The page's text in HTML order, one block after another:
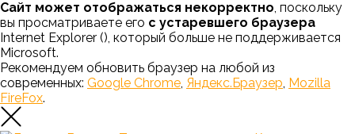
Сайт может отображаться некорректно, поскольку
вы просматриваете его с устаревшего браузера
Internet Explorer (), который больше не поддерживается
Microsoft.
Рекомендуем обновить браузер на любой из
современных: Google Chrome, Яндекс.Браузер, Mozilla
FireFox.